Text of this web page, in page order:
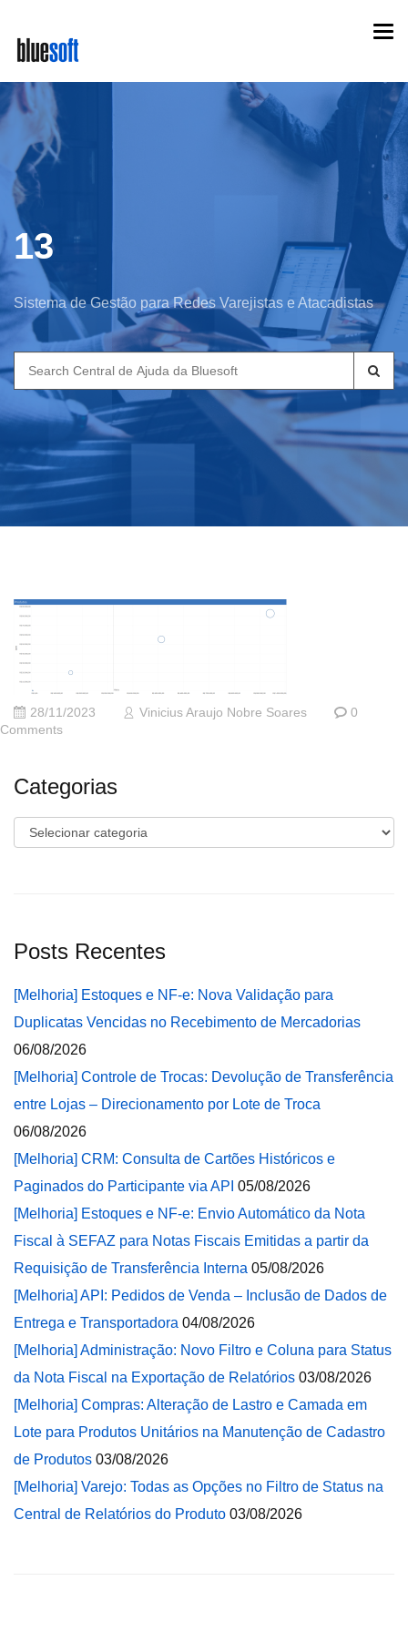
main
content
13
Sistema de Gestão para Redes Varejistas e Atacadistas
Search
for:
28/11/2023 Vinicius Araujo Nobre Soares
0
Comments
Categorias
Categorias
Posts Recentes
[Melhoria] Estoques e NF-e: Nova Validação para
Duplicatas Vencidas no Recebimento de Mercadorias
06/08/2026
[Melhoria] Controle de Trocas: Devolução de Transferência
entre Lojas – Direcionamento por Lote de Troca
06/08/2026
[Melhoria] CRM: Consulta de Cartões Históricos e
Paginados do Participante via API 05/08/2026
[Melhoria] Estoques e NF-e: Envio Automático da Nota
Fiscal à SEFAZ para Notas Fiscais Emitidas a partir da
Requisição de Transferência Interna 05/08/2026
[Melhoria] API: Pedidos de Venda – Inclusão de Dados de
Entrega e Transportadora 04/08/2026
[Melhoria] Administração: Novo Filtro e Coluna para Status
da Nota Fiscal na Exportação de Relatórios 03/08/2026
[Melhoria] Compras: Alteração de Lastro e Camada em
Lote para Produtos Unitários na Manutenção de Cadastro
de Produtos 03/08/2026
[Melhoria] Varejo: Todas as Opções no Filtro de Status na
Central de Relatórios do Produto 03/08/2026